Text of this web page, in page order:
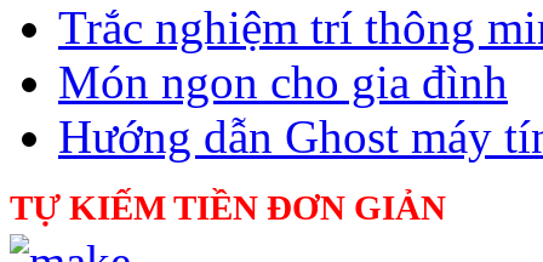
Trắc nghiệm trí thông
Món ngon cho gia đình
Hướng dẫn Ghost máy
TỰ KIẾM TIỀN ĐƠN GIẢN